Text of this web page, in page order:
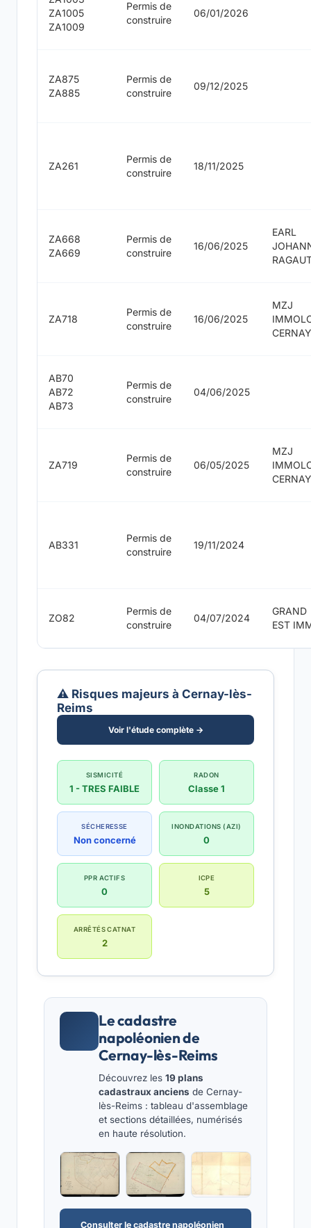
ZA1005
ZA1009
Permis de
construire
06/01/2026
ZA875
ZA885
Permis de
construire
09/12/2025
ZA261
Permis de
construire
18/11/2025
ZA668
ZA669
Permis de
construire
16/06/2025
EARL
ZA718
Permis de
construire
16/06/2025
MZJ
CERNAY
AB70
AB72
AB73
Permis de
construire
04/06/2025
ZA719
Permis de
construire
06/05/2025
MZJ
CERNAY
AB331
Permis de
construire
19/11/2024
ZO82
Permis de
construire
04/07/2024
GRAND
EST
⚠️ Risques majeurs à Cernay-lès-
Reims
Voir l'étude complète →
SISMICITÉ
1 - TRES FAIBLE
RADON
Classe 1
SÉCHERESSE
Non concerné
INONDATIONS (AZI)
0
PPR ACTIFS
0
ICPE
5
ARRÊTÉS CATNAT
2
Le cadastre
napoléonien de
Cernay-lès-Reims
Découvrez les 19 plans
cadastraux anciens de Cernay-
lès-Reims : tableau d'assemblage
et sections détaillées, numérisés
en haute résolution.
Consulter le cadastre napoléonien